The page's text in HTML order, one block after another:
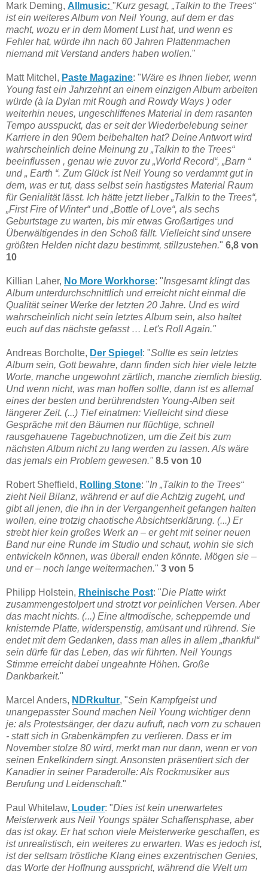
Mark Deming, Allmusic: "Kurz gesagt, „Talkin to the Trees“
ist ein weiteres Album von Neil Young, auf dem er das
macht, wozu er in dem Moment Lust hat, und wenn es
Fehler hat, würde ihn nach 60 Jahren Plattenmachen
niemand mit Verstand anders haben wollen."
Matt Mitchel, Paste Magazine: "Wäre es Ihnen lieber, wenn
Young fast ein Jahrzehnt an einem einzigen Album arbeiten
würde (à la Dylan mit Rough and Rowdy Ways ) oder
weiterhin neues, ungeschliffenes Material in dem rasanten
Tempo ausspuckt, das er seit der Wiederbelebung seiner
Karriere in den 90ern beibehalten hat? Deine Antwort wird
wahrscheinlich deine Meinung zu „Talkin to the Trees“
beeinflussen , genau wie zuvor zu „World Record“, „Barn “
und „ Earth “. Zum Glück ist Neil Young so verdammt gut in
dem, was er tut, dass selbst sein hastigstes Material Raum
für Genialität lässt. Ich hätte jetzt lieber „Talkin to the Trees“,
„First Fire of Winter“ und „Bottle of Love“, als sechs
Geburtstage zu warten, bis mir etwas Großartiges und
Überwältigendes in den Schoß fällt. Vielleicht sind unsere
größten Helden nicht dazu bestimmt, stillzustehen." 6,8 von
10
Killian Laher, No More Workhorse: "Insgesamt klingt das
Album unterdurchschnittlich und erreicht nicht einmal die
Qualität seiner Werke der letzten 20 Jahre. Und es wird
wahrscheinlich nicht sein letztes Album sein, also haltet
euch auf das nächste gefasst … Let's Roll Again."
Andreas Borcholte, Der Spiegel : "Sollte es sein letztes
Album sein, Gott bewahre, dann finden sich hier viele letzte
Worte, manche ungewohnt zärtlich, manche ziemlich biestig.
Und wenn nicht, was man hoffen sollte, dann ist es allemal
eines der besten und berührendsten Young-Alben seit
längerer Zeit. (...) Tief einatmen: Vielleicht sind diese
Gespräche mit den Bäumen nur flüchtige, schnell
rausgehauene Tagebuchnotizen, um die Zeit bis zum
nächsten Album nicht zu lang werden zu lassen. Als wäre
das jemals ein Problem gewesen." 8.5 von 10
Robert Sheffield, Rolling Stone: "In „Talkin to the Trees“
zieht Neil Bilanz, während er auf die Achtzig zugeht, und
gibt all jenen, die ihn in der Vergangenheit gefangen halten
wollen, eine trotzig chaotische Absichtserklärung. (...) Er
strebt hier kein großes Werk an – er geht mit seiner neuen
Band nur eine Runde im Studio und schaut, wohin sie sich
entwickeln können, was überall enden könnte. Mögen sie –
und er – noch lange weitermachen." 3 von 5
Philipp Holstein, Rheinische Post: "Die Platte wirkt
zusammengestolpert und strotzt vor peinlichen Versen. Aber
das macht nichts. (...) Eine altmodische, scheppernde und
knisternde Platte, widerspenstig, amüsant und rührend. Sie
endet mit dem Gedanken, dass man alles in allem „thankful“
sein dürfe für das Leben, das wir führten. Neil Youngs
Stimme erreicht dabei ungeahnte Höhen. Große
Dankbarkeit."
Marcel Anders, NDRkultur, "Sein Kampfgeist und
unangepasster Sound machen Neil Young wichtiger denn
je: als Protestsänger, der dazu aufruft, nach vorn zu schauen
- statt sich in Grabenkämpfen zu verlieren. Dass er im
November stolze 80 wird, merkt man nur dann, wenn er von
seinen Enkelkindern singt. Ansonsten präsentiert sich der
Kanadier in seiner Paraderolle: Als Rockmusiker aus
Berufung und Leidenschaft."
Paul Whitelaw, Louder: "Dies ist kein unerwartetes
Meisterwerk aus Neil Youngs später Schaffensphase, aber
das ist okay. Er hat schon viele Meisterwerke geschaffen, es
ist unrealistisch, ein weiteres zu erwarten. Was es jedoch ist,
ist der seltsam tröstliche Klang eines exzentrischen Genies,
das Worte der Hoffnung ausspricht, während die Welt um